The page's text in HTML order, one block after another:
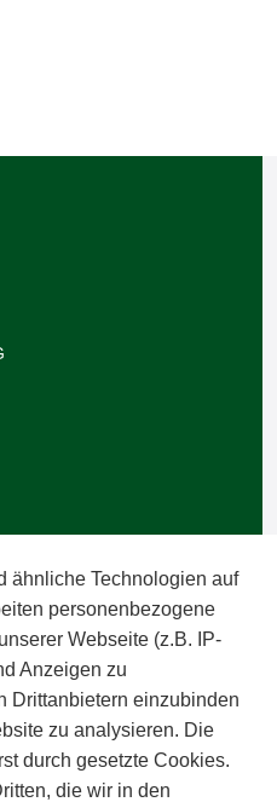
ähnliche Technologien auf
personenbezogene
Webseite (z.B. IP-
Anzeigen zu
Drittanbietern einzubinden
zu analysieren. Die
durch gesetzte Cookies.
die wir in den